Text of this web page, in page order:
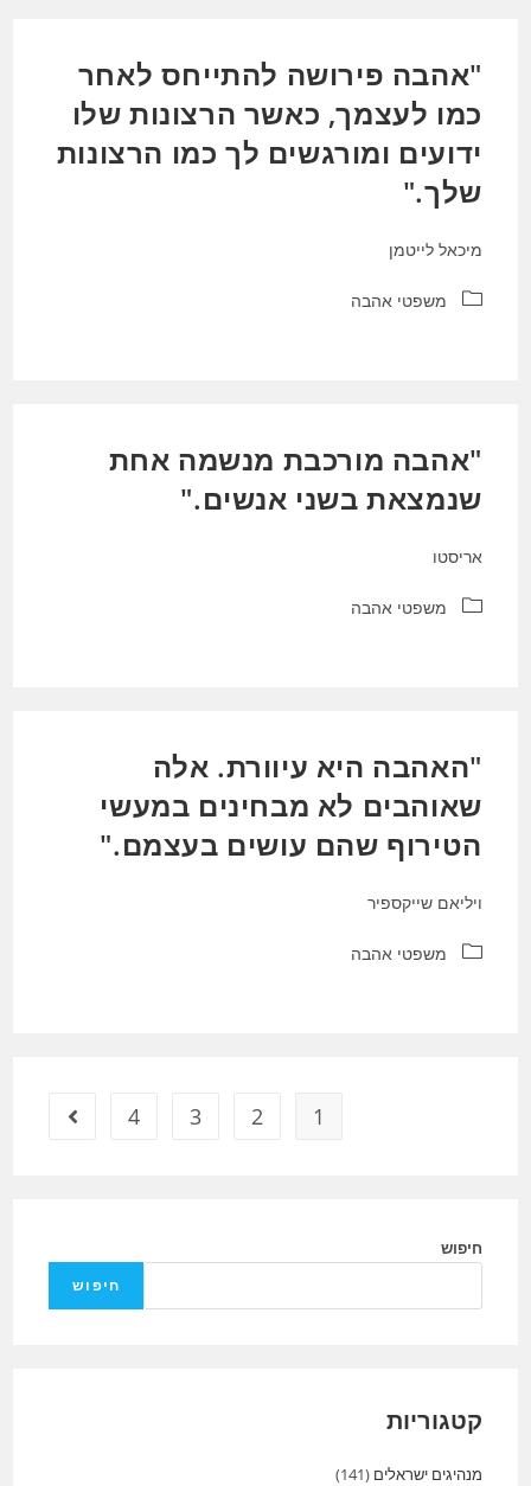
"אהבה פירושה להתייחס לאחר
כמו לעצמך, כאשר הרצונות שלו
ידועים ומורגשים לך כמו הרצונות
שלך."
מיכאל לייטמן
קטגוריה:משפטי אהבה
"אהבה מורכבת מנשמה אחת
שנמצאת בשני אנשים."
אריסטו
קטגוריה:משפטי אהבה
"האהבה היא עיוורת. אלה
שאוהבים לא מבחינים במעשי
הטירוף שהם עושים בעצמם."
ויליאם שייקספיר
קטגוריה:משפטי אהבה
1
2
3
4
חיפוש
חיפוש
קטגוריות
מנהיגים ישראלים (141)